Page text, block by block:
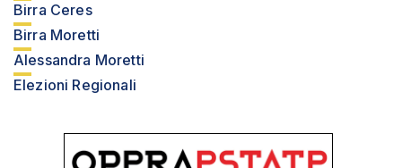
Birra Ceres
Birra Moretti
Alessandra Moretti
Elezioni Regionali